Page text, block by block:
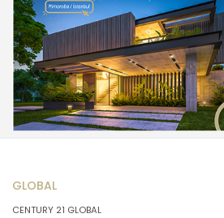
GLOBAL
CENTURY 21 GLOBAL